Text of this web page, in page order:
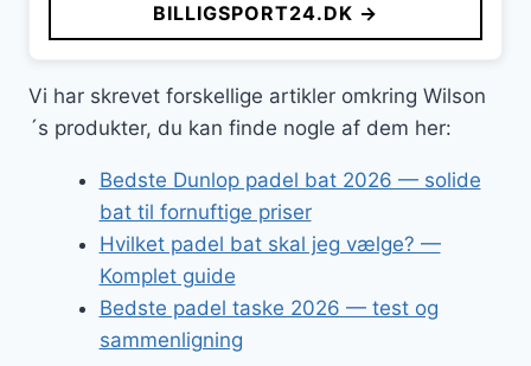
BILLIGSPORT24.DK →
Vi har skrevet forskellige artikler omkring Wilson
´s produkter, du kan finde nogle af dem her:
Bedste Dunlop padel bat 2026 — solide
bat til fornuftige priser
Hvilket padel bat skal jeg vælge? —
Komplet guide
Bedste padel taske 2026 — test og
sammenligning